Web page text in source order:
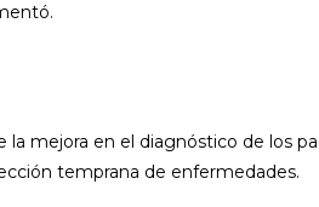
mejora en el diagnóstico de los
temprana de enfermedades.